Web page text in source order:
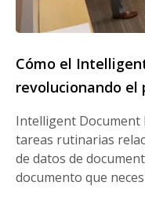
Cómo el
revolucionando el
Intelligent Document
tareas rutinarias
de datos de
documento que